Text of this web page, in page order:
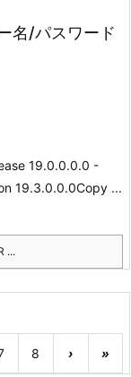
名/パスワード
19.0.0.0.0 -
19.3.0.0.0Copy ...
...
8 › »